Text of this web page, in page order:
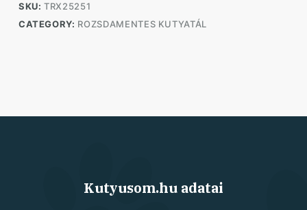
SKU:TRX25251
CATEGORY: ROZSDAMENTES KUTYATÁL
Kutyusom.hu adatai